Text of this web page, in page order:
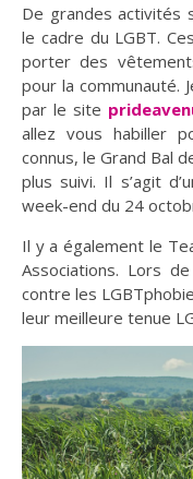
De grandes activités
le cadre du LGBT.
porter des
pour la communauté.
par le site
allez vous habiller
connus, le Grand Bal
plus suivi. Il s’agit
week-end du 24
Il y a également le
Associations. Lors
contre les
leur meilleure tenue